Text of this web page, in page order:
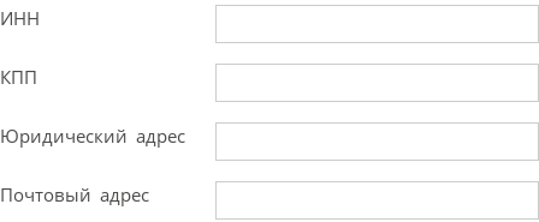
ИНН
КПП
Юридический адрес
Почтовый адрес